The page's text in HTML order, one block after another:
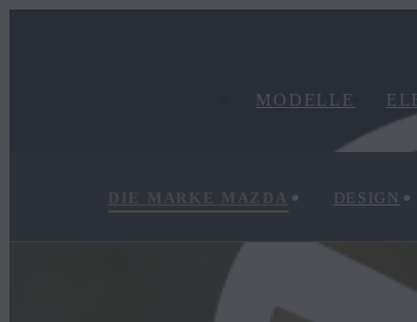
MODELLE
DIE MARKE MAZDA DESIGN